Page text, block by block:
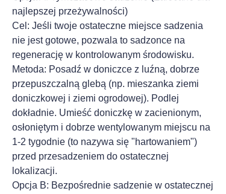
najlepszej przeżywalności)
Cel: Jeśli twoje ostateczne miejsce sadzenia
nie jest gotowe, pozwala to sadzonce na
regenerację w kontrolowanym środowisku.
Metoda: Posadź w doniczce z luźną, dobrze
przepuszczalną glebą (np. mieszanka ziemi
doniczkowej i ziemi ogrodowej). Podlej
dokładnie. Umieść doniczkę w zacienionym,
osłoniętym i dobrze wentylowanym miejscu na
1-2 tygodnie (to nazywa się "hartowaniem")
przed przesadzeniem do ostatecznej
lokalizacji.
Opcja B: Bezpośrednie sadzenie w ostatecznej